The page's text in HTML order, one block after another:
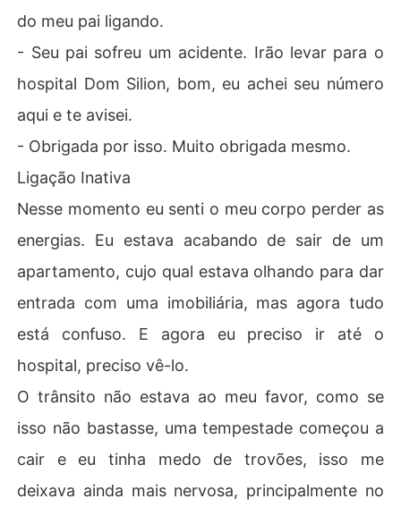
do meu pai ligando.
- Seu pai sofreu um acidente. Irão levar para o
hospital Dom Silion, bom, eu achei seu número
aqui e te avisei.
- Obrigada por isso. Muito obrigada mesmo.
Ligação Inativa
Nesse momento eu senti o meu corpo perder as
energias. Eu estava acabando de sair de um
apartamento, cujo qual estava olhando para dar
entrada com uma imobiliária, mas agora tudo
está confuso. E agora eu preciso ir até o
hospital, preciso vê-lo.
O trânsito não estava ao meu favor, como se
isso não bastasse, uma tempestade começou a
cair e eu tinha medo de trovões, isso me
deixava ainda mais nervosa, principalmente no